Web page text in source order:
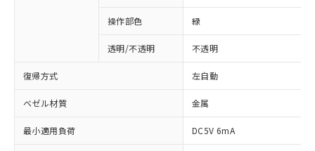
操作部色 緑
透明/不透明 不透明
復帰方式 左自動
ベゼル材質 金属
最小適用負荷 DC5V 6mA